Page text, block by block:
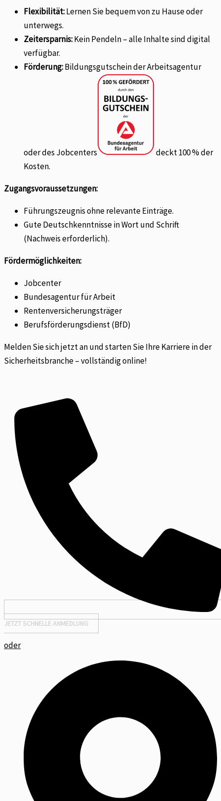
Flexibilität:Lernen Sie bequem von zu Hause oder
unterwegs.
Zeitersparnis:Kein Pendeln – alle Inhalte sind digital
verfügbar.
Förderung:Bildungsgutschein der Arbeitsagentur
oder des Jobcenters
deckt 100 % der
Kosten.
Zugangsvoraussetzungen:
Führungszeugnis ohne relevante Einträge.
Gute Deutschkenntnisse in Wort und Schrift
(Nachweis erforderlich).
Fördermöglichkeiten:
Jobcenter
Bundesagentur für Arbeit
Rentenversicherungsträger
Berufsförderungsdienst (BfD)
Melden Sie sich jetzt an und starten Sie Ihre Karriere in der
Sicherheitsbranche – vollständig online!
JETZT SCHNELLE ANMEDLUNG
oder